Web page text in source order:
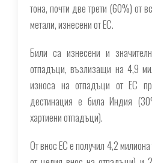
тона, почти две трети (60%) от
метали, изнесени от ЕС.
Били са изнесени и
отпадъци, възлизащи на 4,9
износа на отпадъци от ЕС
дестинация е била Индия
хартиени отпадъци).
От внос ЕС е получил 4,2